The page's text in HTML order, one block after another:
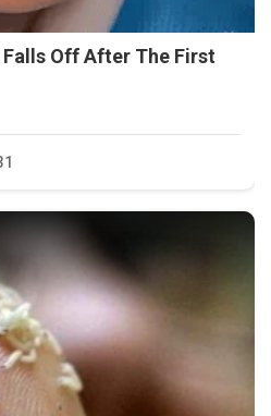
Falls Off After The First